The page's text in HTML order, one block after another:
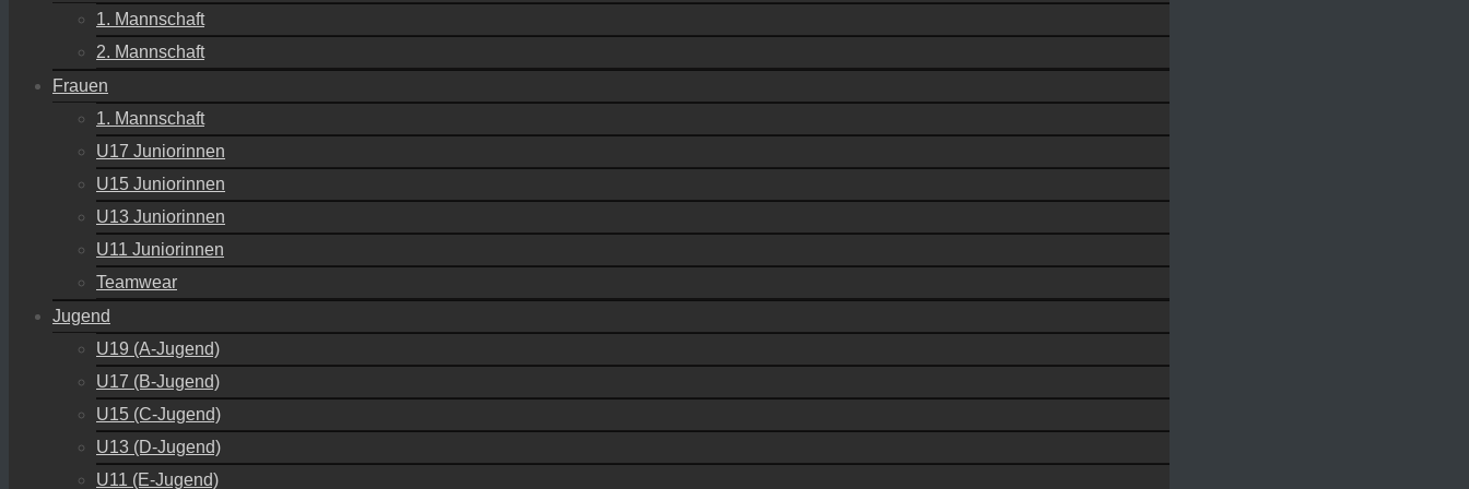
1. Mannschaft
2. Mannschaft
Frauen
1. Mannschaft
U17 Juniorinnen
U15 Juniorinnen
U13 Juniorinnen
U11 Juniorinnen
Teamwear
Jugend
U19 (A-Jugend)
U17 (B-Jugend)
U15 (C-Jugend)
U13 (D-Jugend)
U11 (E-Jugend)